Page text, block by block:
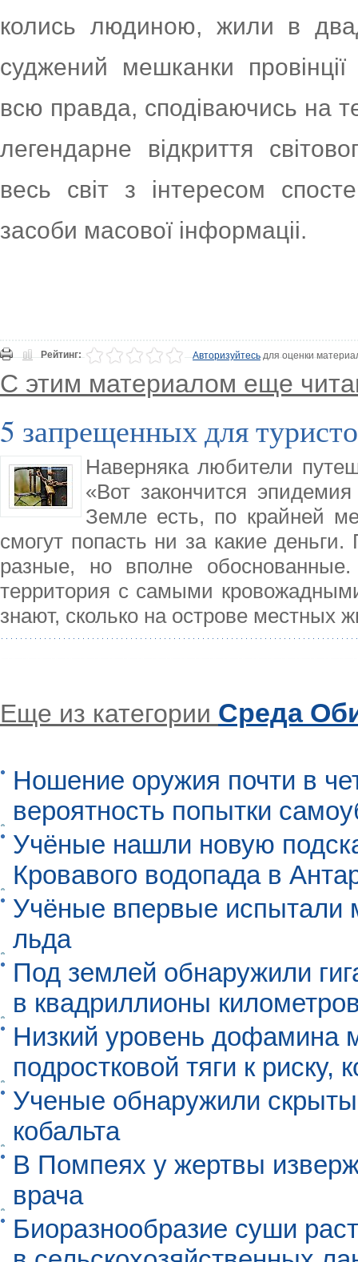
колись людиною, жили в
суджений мешканки
всю правда, сподіваючись на
легендарне відкриття
весь світ з інтересом
засоби масової інформаціі.
Рейтинг: Авторизуйтесьдля оценки
С этим материалом еще
5 запрещенных для
Наверняка любители
«Вот закончится
Земле есть, по крайней
смогут попасть ни за какие
разные, но вполне
территория с самыми
знают, сколько на острове местных
Еще из категории Среда
Ношение оружия почти в
вероятность попытки
Учёные нашли новую
Кровавого водопада в
Учёные впервые испытали
льда
Под землей обнаружили
в квадриллионы
Низкий уровень дофамина
подростковой тяги к риску,
Ученые обнаружили
кобальта
В Помпеях у жертвы
врача
Биоразнообразие суши